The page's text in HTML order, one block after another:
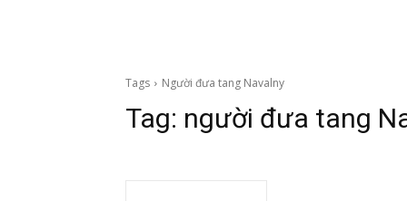
Tags Người đưa tang Navalny
Tag: người đưa tang